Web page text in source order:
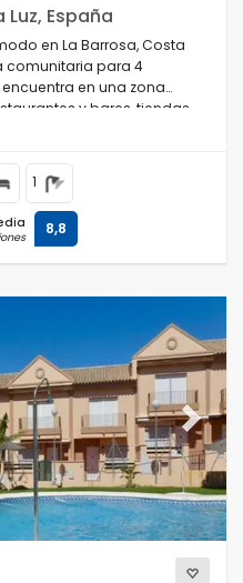
España
en La Barrosa, Costa
comunitaria para 4
en una zona
y bares, tiendas
la playa de La Barrosa.
1
8,8
Next